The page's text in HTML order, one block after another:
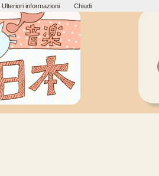
Ulteriori informazioni Chiudi